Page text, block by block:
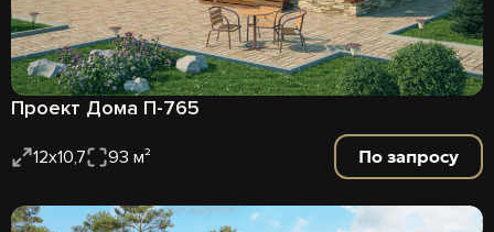
Проект Дома П-765
12х10,7 93 м² По запросу